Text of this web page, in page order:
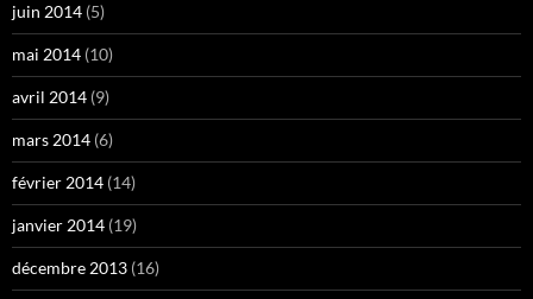
juin 2014 (5)
mai 2014 (10)
avril 2014 (9)
mars 2014 (6)
février 2014 (14)
janvier 2014 (19)
décembre 2013 (16)